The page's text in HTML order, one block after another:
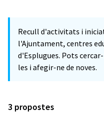
Recull d'activitats i
l'Ajuntament, centres
d'Esplugues. Pots
les i afegir-ne de noves.
3 propostes